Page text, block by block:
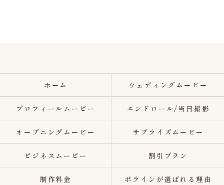
ホーム ウェディングムービー
プロフィールムービー エンドロール/当日撮影
オープニングムービー サプライズムービー
ビジネスムービー 割引プラン
制作料金 ポラインが選ばれる理由